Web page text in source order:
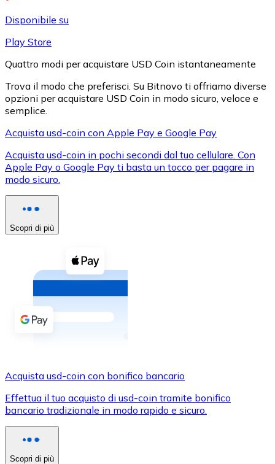
XRP
XRP
Vedi tutto
Buoni cripto
Acquista criptovalute in contanti e altri mezzi di
Acquista con contanti
Bonifico SEPA
Usa le carte Visa e Mastercard per acquistare
Acquista con carta
Disponibile su
Play Store
Quattro modi per acquistare USD Coin istantaneamente
Trova il modo che preferisci. Su Bitnovo ti offriamo diverse
opzioni per acquistare USD Coin in modo sicuro, veloce e
semplice.
Acquista usd-coin con Apple Pay e Google Pay
Acquista usd-coin in pochi secondi dal tuo cellulare. Con
Apple Pay o Google Pay ti basta un tocco per pagare in
modo sicuro.
Scopri di più
Acquista usd-coin con bonifico bancario
Effettua il tuo acquisto di usd-coin tramite bonifico
bancario tradizionale in modo rapido e sicuro.
Scopri di più